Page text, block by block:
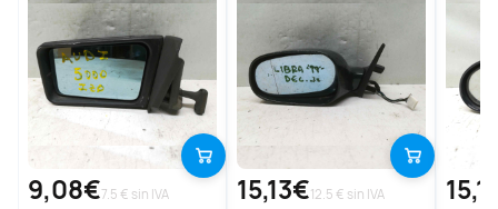
9,08€7.5 € sin IVA 15,13€12.5 € sin IVA